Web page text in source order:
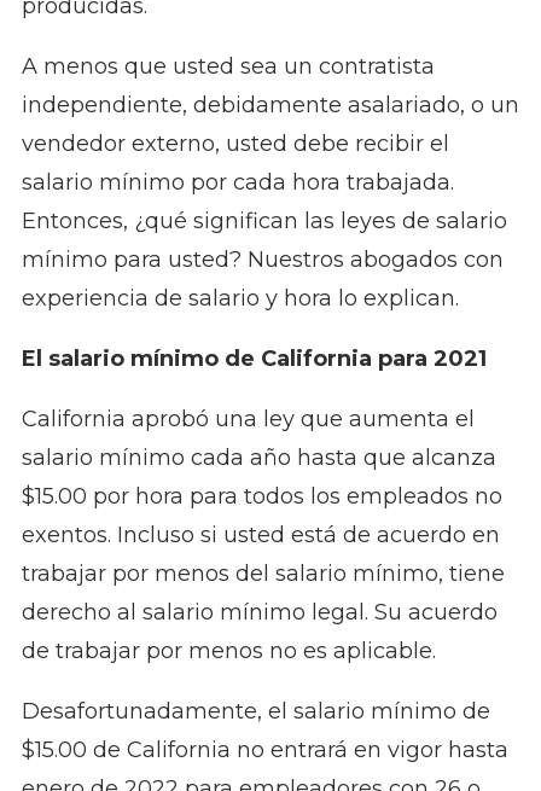
producidas.
A menos que usted sea un contratista
independiente, debidamente asalariado, o un
vendedor externo, usted debe recibir el
salario mínimo por cada hora trabajada.
Entonces, ¿qué significan las leyes de salario
mínimo para usted? Nuestros abogados con
experiencia de salario y hora lo explican.
El salario mínimo de California para 2021
California aprobó una ley que aumenta el
salario mínimo cada año hasta que alcanza
$15.00 por hora para todos los empleados no
exentos. Incluso si usted está de acuerdo en
trabajar por menos del salario mínimo, tiene
derecho al salario mínimo legal. Su acuerdo
de trabajar por menos no es aplicable.
Desafortunadamente, el salario mínimo de
$15.00 de California no entrará en vigor hasta